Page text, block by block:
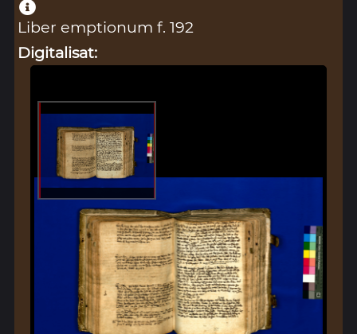
Liber emptionum f. 192
Digitalisat: